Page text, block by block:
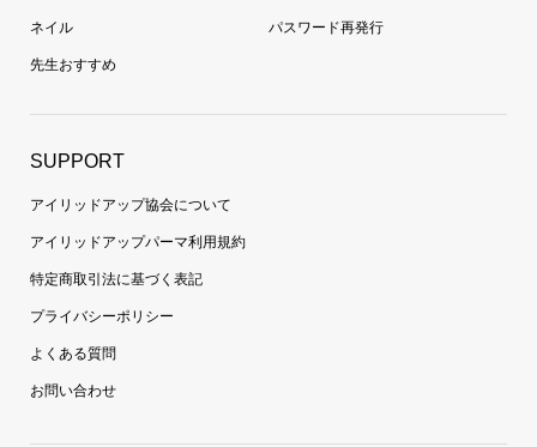
ネイル
先生おすすめ
パスワード再発行
SUPPORT
アイリッドアップ協会について
アイリッドアップパーマ利用規約
特定商取引法に基づく表記
プライバシーポリシー
よくある質問
お問い合わせ